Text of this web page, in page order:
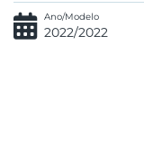
Ano/Modelo
2022/2022